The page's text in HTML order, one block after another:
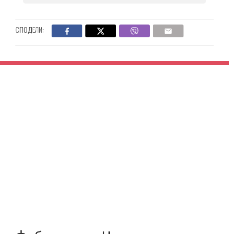
СПОДЕЛИ: